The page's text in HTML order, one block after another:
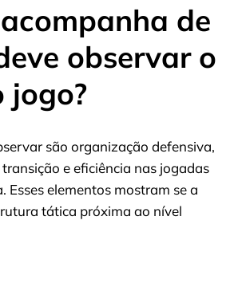
de
observar o
jogo?
são organização defensiva,
e eficiência nas jogadas
Esses elementos mostram se a
tática próxima ao nível